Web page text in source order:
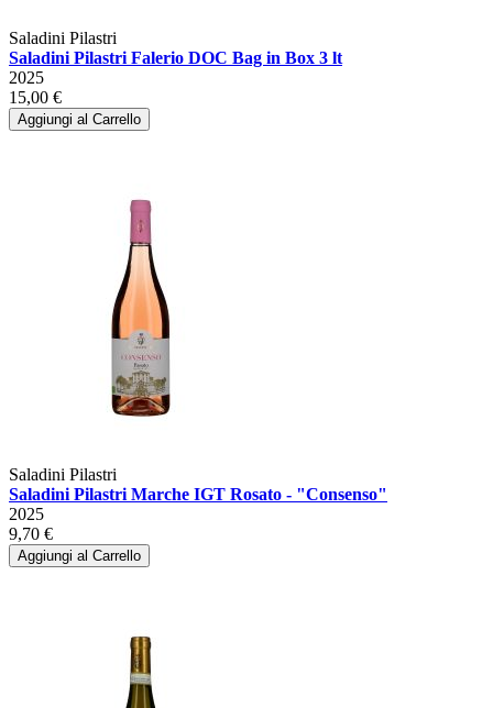
Saladini Pilastri
Saladini Pilastri Falerio DOC Bag in Box 3 lt
2025
15,00 €
Aggiungi al Carrello
Saladini Pilastri
Saladini Pilastri Marche IGT Rosato - "Consenso"
2025
9,70 €
Aggiungi al Carrello